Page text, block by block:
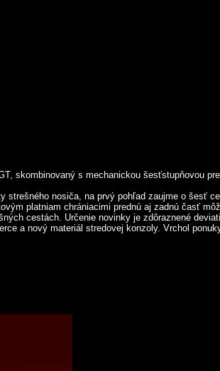
skombinovaný s mechanickou šesťstupňovou
strešného nosiča, na prvý pohľad zaujme o šesť
platniam chrániacimi prednú aj zadnú časť
cestách. Určenie novinky je zdôraznené
a nový materiál stredovej konzoly. Vrchol